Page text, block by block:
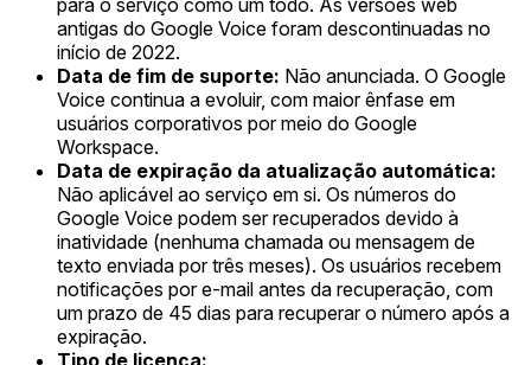
antigas do Google Voice foram descontinuadas no
início de 2022.
Data de fim de suporte: Não anunciada. O Google
Voice continua a evoluir, com maior ênfase em
usuários corporativos por meio do Google
Workspace.
Data de expiração da atualização automática:
Não aplicável ao serviço em si. Os números do
Google Voice podem ser recuperados devido à
inatividade (nenhuma chamada ou mensagem de
texto enviada por três meses). Os usuários recebem
notificações por e-mail antes da recuperação, com
um prazo de 45 dias para recuperar o número após a
expiração.
Tipo de licença: